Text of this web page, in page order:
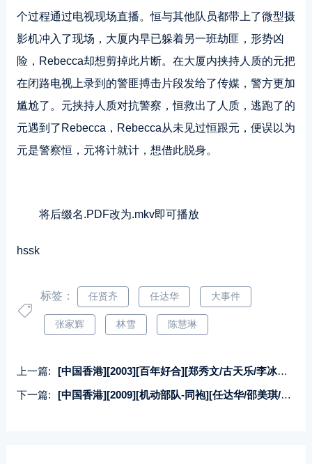
个过程通过电视现场直播。恒与其他队员都带上了微型摄
影机冲入了现场，大厦内早已躲着另一班劫匪，形势凶
险，Rebecca却想剪掉此片断。在大厦内挟持人质的元把
在闭路电视上录到的警匪搏击片段发给了传媒，警方更加
尴尬了。元挟持人质对抗警察，恒救出了人质，逃跑了的
元遇到了Rebecca，Rebecca从未见过恒跟元，便误以为
元是警察恒，元将计就计，想借此脱身。
将后缀名.PDF改为.mkv即可播放
hssk
标签： 任贤齐 任达华 大事件
张家辉 林雪 陈慧琳
上一篇:
[中国香港][2003][百年好合][郑秀文/古天乐/李冰冰][国粤双语中字][MKV/3.82G/1080P]
下一篇:
[中国香港][2009][机动部队-同袍][任达华/邵美琪/林雪][国粤双语中字][1080P/MKV/1.81G]